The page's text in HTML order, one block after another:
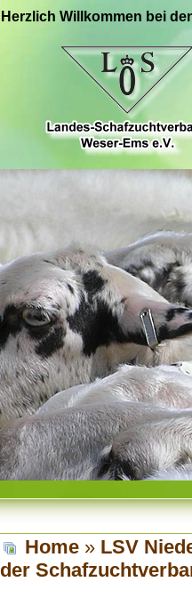
Herzlich Willkommen bei
Home » LSV
der